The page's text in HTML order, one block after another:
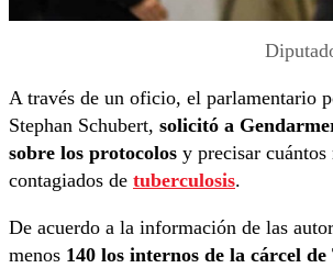
A través de un oficio, el parlamentario
Stephan Schubert, solicitó a
sobre los protocolos y precisar cuántos
contagiados de tuberculosis.
De acuerdo a la información de las
menos 140 los internos de la cárcel de